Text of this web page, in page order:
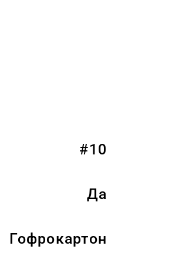
#10
Да
Гофрокартон